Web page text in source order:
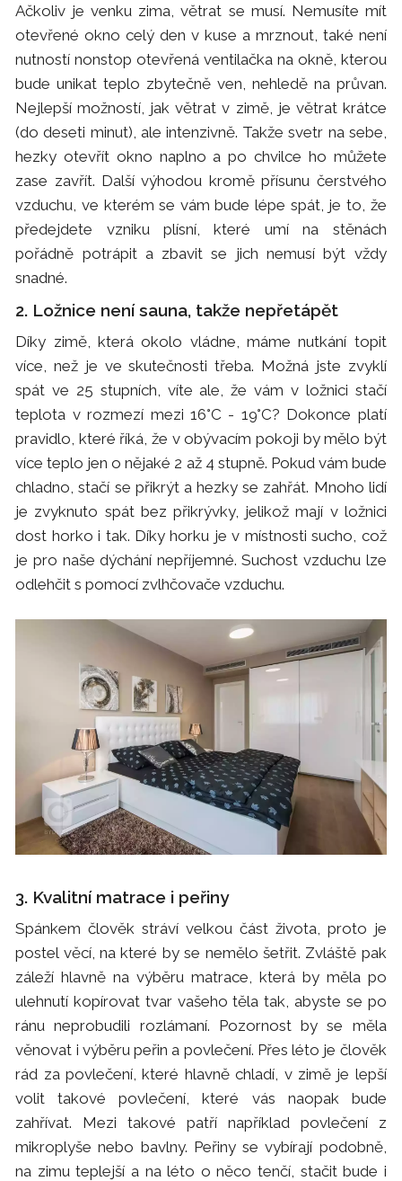
Ačkoliv je venku zima, větrat se musí. Nemusíte mít
otevřené okno celý den v kuse a mrznout, také není
nutností nonstop otevřená ventilačka na okně, kterou
bude unikat teplo zbytečně ven, nehledě na průvan.
Nejlepší možností, jak větrat v zimě, je větrat krátce
(do deseti minut), ale intenzivně. Takže svetr na sebe,
hezky otevřít okno naplno a po chvilce ho můžete
zase zavřít. Další výhodou kromě přísunu čerstvého
vzduchu, ve kterém se vám bude lépe spát, je to, že
předejdete vzniku plísní, které umí na stěnách
pořádně potrápit a zbavit se jich nemusí být vždy
snadné.
2. Ložnice není sauna, takže nepřetápět
Díky zimě, která okolo vládne, máme nutkání topit
více, než je ve skutečnosti třeba. Možná jste zvyklí
spát ve 25 stupních, víte ale, že vám v ložnici stačí
teplota v rozmezí mezi 16°C - 19°C? Dokonce platí
pravidlo, které říká, že v obývacím pokoji by mělo být
více teplo jen o nějaké 2 až 4 stupně. Pokud vám bude
chladno, stačí se přikrýt a hezky se zahřát. Mnoho lidí
je zvyknuto spát bez přikrývky, jelikož mají v ložnici
dost horko i tak. Díky horku je v místnosti sucho, což
je pro naše dýchání nepříjemné. Suchost vzduchu lze
odlehčit s pomocí zvlhčovače vzduchu.
3. Kvalitní matrace i peřiny
Spánkem člověk stráví velkou část života, proto je
postel věcí, na které by se nemělo šetřit. Zvláště pak
záleží hlavně na výběru matrace, která by měla po
ulehnutí kopírovat tvar vašeho těla tak, abyste se po
ránu neprobudili rozlámaní. Pozornost by se měla
věnovat i výběru peřin a povlečení. Přes léto je člověk
rád za povlečení, které hlavně chladí, v zimě je lepší
volit takové povlečení, které vás naopak bude
zahřívat. Mezi takové patří například povlečení z
mikroplyše nebo bavlny. Peřiny se vybírají podobně,
na zimu teplejší a na léto o něco tenčí, stačit bude i